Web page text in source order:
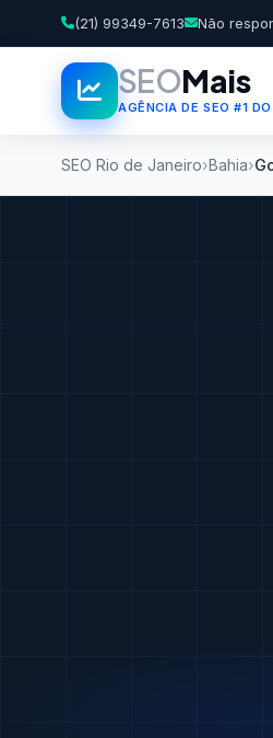
(21) 99349-7613 Não
SEOMais
AGÊNCIA DE SEO #1
SEO Rio de Janeiro Bahia